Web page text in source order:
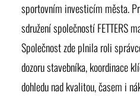
sportovním investicím města.
sdružení společností FETTERS
Společnost zde plnila roli
dozoru stavebníka, koordinace
dohledu nad kvalitou, časem i